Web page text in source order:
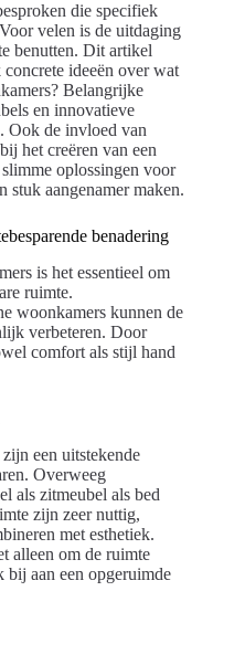
die specifiek
velen is de uitdaging
benutten. Dit artikel
ideeën over wat
Belangrijke
en innovatieve
Ook de invloed van
het creëren van een
oplossingen voor
stuk aangenamer maken.
benadering
is het essentieel om
ruimte.
woonkamers kunnen de
verbeteren. Door
comfort als stijl hand
een uitstekende
Overweeg
als zitmeubel als bed
zijn zeer nuttig,
met esthetiek.
alleen om de ruimte
bij aan een opgeruimde